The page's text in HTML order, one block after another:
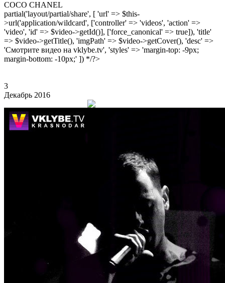
COCO CHANEL
partial('layout/partial/share', [ 'url' => $this-
>url('application/wildcard', ['controller' => 'videos', 'action' =>
'video', 'id' => $video->getId()], ['force_canonical' => true]), 'title'
=> $video->getTitle(), 'imgPath' => $video->getCover(), 'desc' =>
'Смотрите видео на vklybe.tv', 'styles' => 'margin-top: -9px;
margin-bottom: -10px;' ]) */?>
3
Декабрь 2016